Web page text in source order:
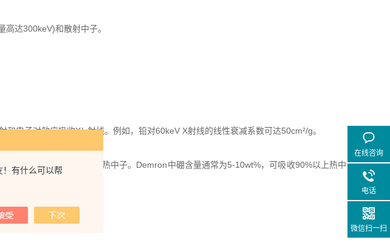
有什么可以帮
达300keV)和散射中子。
电子对效应吸收X/γ射线。例如，铅对60keV X射线的线性衰减系数可达50cm²/g。
材料通过(n,γ)反应捕获热中子。Demron中硼含量通常为5-10wt%，可吸收90%以上热中
致的二次辐射。
在线咨询
电话
微信扫一扫